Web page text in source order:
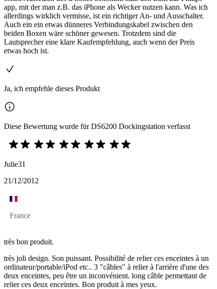
app, mit der man z.B. das iPhone als Wecker nutzen kann. Was ich
allerdings wirklich vermisse, ist ein richtiger An- und Ausschalter.
Auch ein ein etwas dünneres Verbindungskabel zwischen den
beiden Boxen wäre schöner gewesen. Trotzdem sind die
Lautsprecher eine klare Kaufempfehlung, auch wenn der Preis
etwas hoch ist.
Ja, ich empfehle dieses Produkt
Diese Bewertung wurde für DS6200 Dockingstation verfasst
Julie31
21/12/2012
France
très bon produit.
très joli design. Son puissant. Possibilité de relier ces enceintes à un
ordinateur/portable/iPod etc.. 3 "câbles" à relier à l'arrière d'une des
deux enceintes, peu être un inconvénient. long câble permettant de
relier ces deux enceintes. Bon produit à mes yeux.